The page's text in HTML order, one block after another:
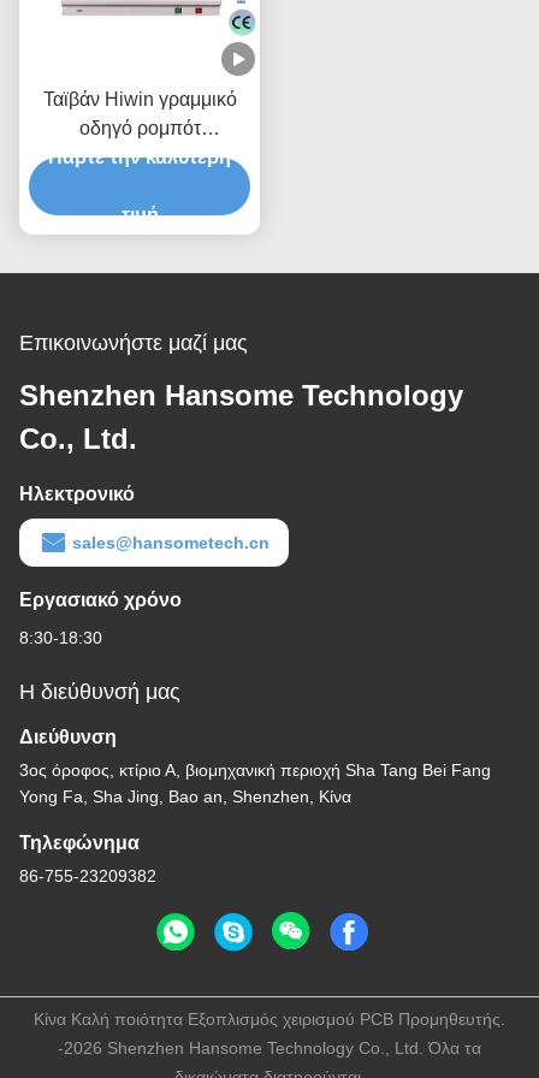
Ταϊβάν Hiwin γραμμικό
οδηγό ρομπότ
συγκόλλησης με
ευθυγράμμιση κεφαλιού
Πάρτε την καλύτερη
τιμή
Επικοινωνήστε μαζί μας
Shenzhen Hansome Technology
Co., Ltd.
Ηλεκτρονικό
sales@hansometech.cn
Εργασιακό χρόνο
8:30-18:30
Η διεύθυνσή μας
Διεύθυνση
3ος όροφος, κτίριο Α, βιομηχανική περιοχή Sha Tang Bei Fang
Yong Fa, Sha Jing, Bao an, Shenzhen, Κίνα
Τηλεφώνημα
86-755-23209382
Κίνα Καλή ποιότητα Εξοπλισμός χειρισμού PCB Προμηθευτής.
-2026 Shenzhen Hansome Technology Co., Ltd. Όλα τα